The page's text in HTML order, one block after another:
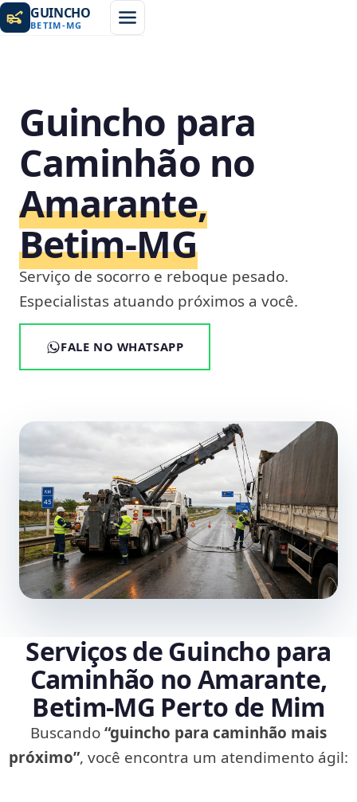
GUINCHO
BETIM-MG
Guincho para
Caminhão no
Amarante,
Betim‑MG
Serviço de socorro e reboque pesado.
Especialistas atuando próximos a você.
FALE NO WHATSAPP
Serviços de Guincho para
Caminhão no Amarante,
Betim‑MG Perto de Mim
Buscando“guincho para caminhão mais
próximo”, você encontra um atendimento ágil: